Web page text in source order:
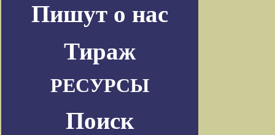
Пишут о нас
Тираж
РЕСУРСЫ
Поиск